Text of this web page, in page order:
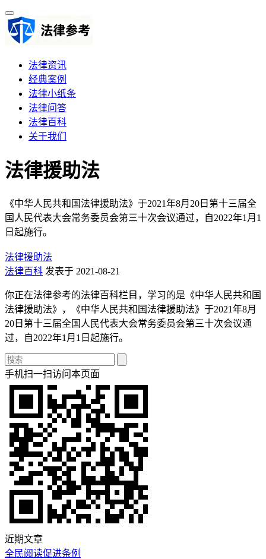
法律资讯
经典案例
法律小纸条
法律问答
法律百科
关于我们
法律援助法
《中华人民共和国法律援助法》于2021年8月20日第十三届全
国人民代表大会常务委员会第三十次会议通过，自2022年1月1
日起施行。
法律援助法
法律百科 发表于 2021-08-21
你正在法律参考的法律百科栏目，学习的是《中华人民共和国
法律援助法》，《中华人民共和国法律援助法》于2021年8月
20日第十三届全国人民代表大会常务委员会第三十次会议通
过，自2022年1月1日起施行。
手机扫一扫访问本页面
近期文章
全民阅读促进条例